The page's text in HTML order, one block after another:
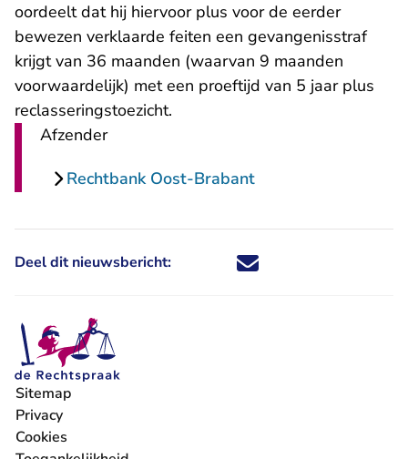
oordeelt dat hij hiervoor plus voor de eerder
bewezen verklaarde feiten een gevangenisstraf
krijgt van 36 maanden (waarvan 9 maanden
voorwaardelijk) met een proeftijd van 5 jaar plus
reclasseringstoezicht.
Afzender
Rechtbank Oost-Brabant
Deel dit nieuwsbericht: Deel dit nieuwsbericht via X -
Deel dit nieuwsbericht via
Deel dit nieuwsbericht
Deel dit
Sitemap
Privacy
Cookies